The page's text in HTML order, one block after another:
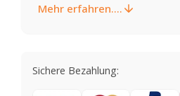
Mehr erfahren....
Sichere Bezahlung: